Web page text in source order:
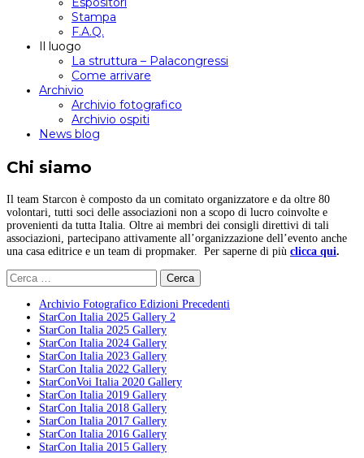
Stampa
F.A.Q.
Il luogo
La struttura – Palacongressi
Come arrivare
Archivio
Archivio fotografico
Archivio ospiti
News blog
Chi siamo
Il team Starcon è composto da un comitato organizzatore e da oltre 80
volontari, tutti soci delle associazioni non a scopo di lucro coinvolte e
provenienti da tutta Italia. Oltre ai membri dei consigli direttivi di tali
associazioni, partecipano attivamente all’organizzazione dell’evento anche
una casa editrice e un team di propmaker. Per saperne di più clicca qui.
Ricerca
per:
Archivio Fotografico Edizioni Precedenti
StarCon Italia 2025 Gallery 2
StarCon Italia 2025 Gallery
StarCon Italia 2024 Gallery
StarCon Italia 2023 Gallery
StarCon Italia 2022 Gallery
StarConVoi Italia 2020 Gallery
StarCon Italia 2019 Gallery
StarCon Italia 2018 Gallery
StarCon Italia 2017 Gallery
StarCon Italia 2016 Gallery
StarCon Italia 2015 Gallery